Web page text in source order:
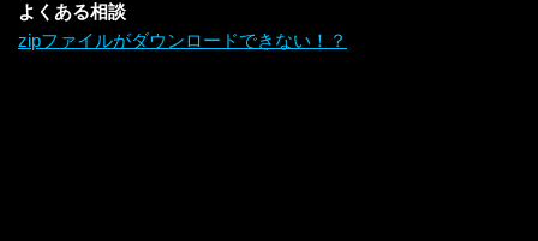
よくある相談
zipファイルがダウンロードできない！？